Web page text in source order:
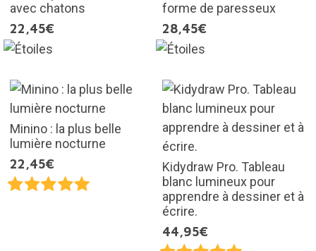
avec chatons
22,45€
forme de paresseux
28,45€
Minino : la plus belle
lumière nocturne
22,45€
Kidydraw Pro. Tableau
blanc lumineux pour
apprendre à dessiner et à
écrire.
44,95€